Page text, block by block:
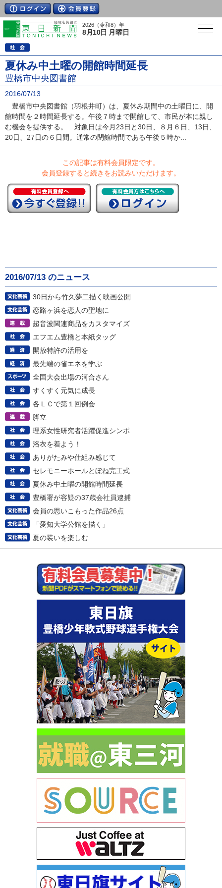
2026（令和8）年
8月10日 月曜日
夏休み中土曜の開館時間延長
豊橋市中央図書館
2016/07/13
豊橋市中央図書館（羽根井町）は、夏休み期間中の土曜日に、開
館時間を２時間延長する。午後７時まで開館して、市民が本に親し
む機会を提供する。 対象日は今月23日と30日、８月６日、13日、
20日、27日の６日間。通常の閉館時間である午後５時か...
この記事は有料会員限定です。
会員登録すると続きをお読みいただけます。
2016/07/13 のニュース
30日から竹久夢二描く映画公開
恋路ヶ浜を恋人の聖地に
超音波関連商品をカスタマイズ
エフエム豊橋と本紙タッグ
開放特許の活用を
最先端の省エネを学ぶ
全国大会出場の河合さん
すくすく元気に成長
各ＬＣで第１回例会
脚立
理系女性研究者活躍促進シンポ
浴衣を着よう！
ありがたみや仕組み感じて
セレモニーホールとぼね完工式
夏休み中土曜の開館時間延長
豊橋署が容疑の37歳会社員逮捕
会員の思いこもった作品26点
「愛知大学公館を描く」
夏の装いを楽しむ